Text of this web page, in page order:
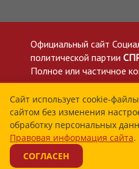
Официальный сайт
политической партии
Полное или частичное
приветствуется со
Политика в отношении
данных
Все материалы сайта
лицензии Creative
Сайт использует cookie-
сайтом без изменения
обработку персональных
Правовая информация сайта.
СОГЛАСЕН